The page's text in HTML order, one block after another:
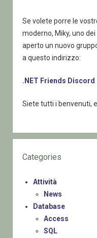
Se volete porre le
moderno, Miky, uno
aperto un nuovo
a questo indirizzo:
.NET Friends Discord
Siete tutti i benvenuti,
Categories
Attività
News
Database
Access
SQL